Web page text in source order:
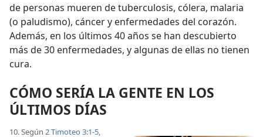
de personas mueren de tuberculosis, cólera, malaria
(o paludismo), cáncer y enfermedades del corazón.
Además, en los últimos 40 años se han descubierto
más de 30 enfermedades, y algunas de ellas no tienen
cura.
CÓMO SERÍA LA GENTE EN LOS
ÚLTIMOS DÍAS
10. Según 2 Timoteo 3:1-5,